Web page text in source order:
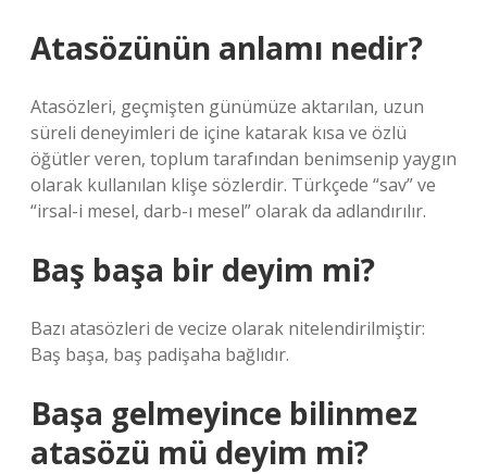
Atasözünün anlamı nedir?
Atasözleri, geçmişten günümüze aktarılan, uzun
süreli deneyimleri de içine katarak kısa ve özlü
öğütler veren, toplum tarafından benimsenip yaygın
olarak kullanılan klişe sözlerdir. Türkçede “sav” ve
“irsal-i mesel, darb-ı mesel” olarak da adlandırılır.
Baş başa bir deyim mi?
Bazı atasözleri de vecize olarak nitelendirilmiştir:
Baş başa, baş padişaha bağlıdır.
Başa gelmeyince bilinmez
atasözü mü deyim mi?